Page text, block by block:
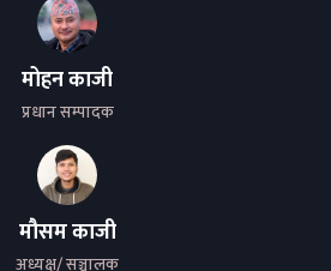
मोहन काजी
प्रधान सम्पादक
मौसम काजी
अध्यक्ष/ सञ्चालक